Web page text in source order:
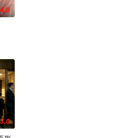
道路上，经
4.0
3.0